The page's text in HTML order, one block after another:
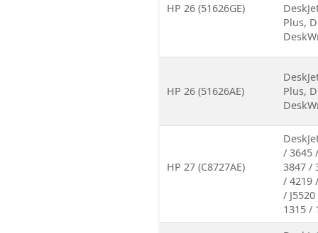
HP 26 (51626GE)
Plus,
HP 26 (51626AE)
Plus,
HP 27 (C8727AE)
/ 3645
3847 /
/ 4219
/
1315 /